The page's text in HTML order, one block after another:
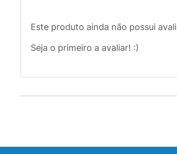
Este produto ainda não possui
Seja o primeiro a avaliar! :)